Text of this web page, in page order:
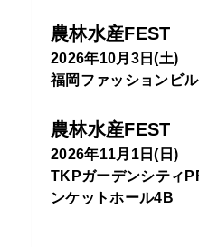
農林水産FEST
2026年10月3日(土)
福岡ファッションビ
農林水産FEST
2026年11月1日(日)
TKPガーデンシティ
ンケットホール4B